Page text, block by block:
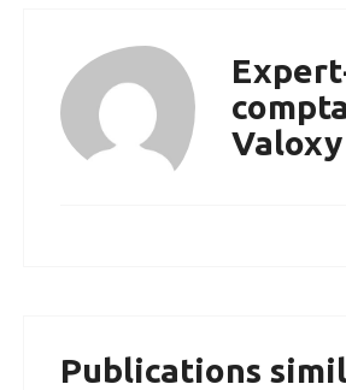
Valoxy
Publications